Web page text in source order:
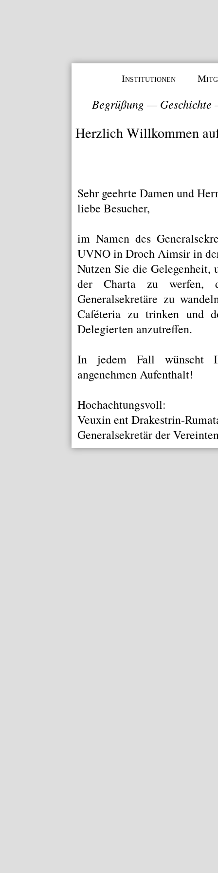
Institutionen
Begrüßung—Geschichte
Herzlich Willkommen
Sehr geehrte Damen und
liebe Besucher,
im Namen des
UVNO in Droch Aimsir in
Nutzen Sie die
der Chartazu werfen,
Generalsekretäre zu
Caféteria zu trinken und
Delegierten anzutreffen.
In jedem Fall wünscht
angenehmen Aufenthalt!
Hochachtungsvoll:
Veuxin ent Drakestrin-
Generalsekretär der